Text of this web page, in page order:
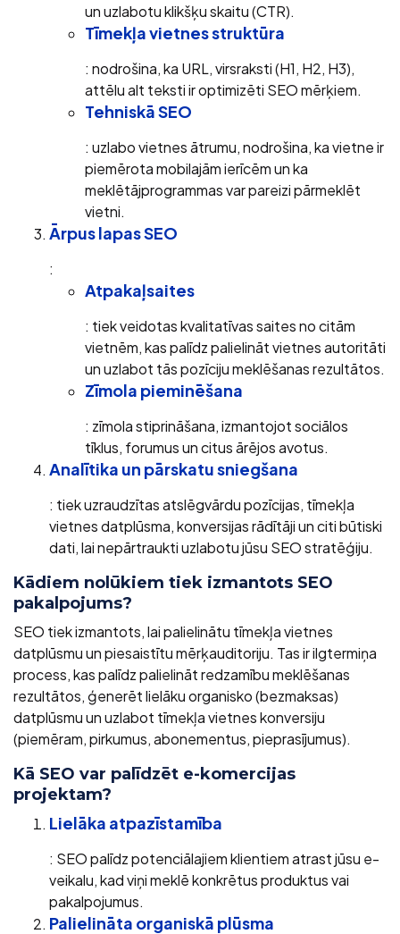
un uzlabotu klikšķu skaitu (CTR).
Tīmekļa vietnes struktūra
: nodrošina, ka URL, virsraksti (H1, H2, H3),
attēlu alt teksti ir optimizēti SEO mērķiem.
Tehniskā SEO
: uzlabo vietnes ātrumu, nodrošina, ka vietne ir
piemērota mobilajām ierīcēm un ka
meklētājprogrammas var pareizi pārmeklēt
vietni.
Ārpus lapas SEO
:
Atpakaļsaites
: tiek veidotas kvalitatīvas saites no citām
vietnēm, kas palīdz palielināt vietnes autoritāti
un uzlabot tās pozīciju meklēšanas rezultātos.
Zīmola pieminēšana
: zīmola stiprināšana, izmantojot sociālos
tīklus, forumus un citus ārējos avotus.
Analītika un pārskatu sniegšana
: tiek uzraudzītas atslēgvārdu pozīcijas, tīmekļa
vietnes datplūsma, konversijas rādītāji un citi būtiski
dati, lai nepārtraukti uzlabotu jūsu SEO stratēģiju.
Kādiem nolūkiem tiek izmantots SEO
pakalpojums?
SEO tiek izmantots, lai palielinātu tīmekļa vietnes
datplūsmu un piesaistītu mērķauditoriju. Tas ir ilgtermiņa
process, kas palīdz palielināt redzamību meklēšanas
rezultātos, ģenerēt lielāku organisko (bezmaksas)
datplūsmu un uzlabot tīmekļa vietnes konversiju
(piemēram, pirkumus, abonementus, pieprasījumus).
Kā SEO var palīdzēt e-komercijas
projektam?
Lielāka atpazīstamība
: SEO palīdz potenciālajiem klientiem atrast jūsu e-
veikalu, kad viņi meklē konkrētus produktus vai
pakalpojumus.
Palielināta organiskā plūsma